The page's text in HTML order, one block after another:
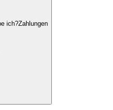
ich?Zahlungen